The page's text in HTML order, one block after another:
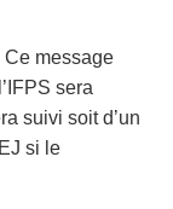
Ce message
sera
suivi soit d’un
si le